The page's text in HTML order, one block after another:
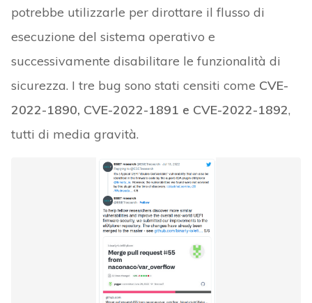
potrebbe utilizzarle per dirottare il flusso di
esecuzione del sistema operativo e
successivamente disabilitare le funzionalità di
sicurezza. I tre bug sono stati censiti come CVE-
2022-1890, CVE-2022-1891 e CVE-2022-1892,
tutti di media gravità.